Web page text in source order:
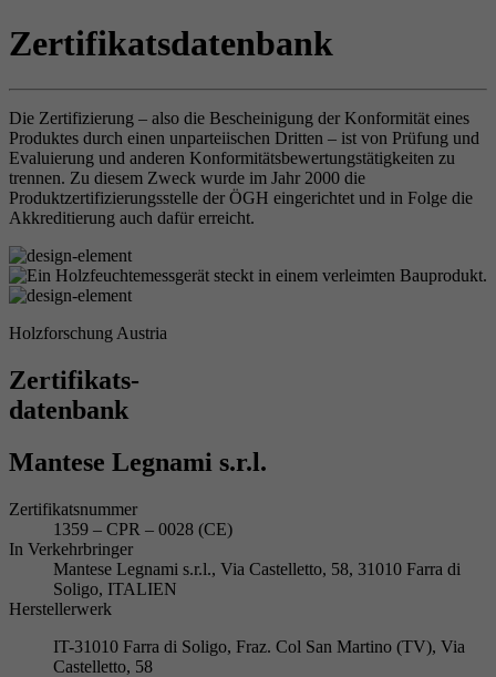
Zertifikatsdatenbank
Die Zertifizierung – also die Bescheinigung der Konformität eines
Produktes durch einen unparteiischen Dritten – ist von Prüfung und
Evaluierung und anderen Konformitätsbewertungstätigkeiten zu
trennen. Zu diesem Zweck wurde im Jahr 2000 die
Produktzertifizierungsstelle der ÖGH eingerichtet und in Folge die
Akkreditierung auch dafür erreicht.
Holzforschung Austria
Zertifikats-
datenbank
Mantese Legnami s.r.l.
Zertifikatsnummer
1359 – CPR – 0028 (CE)
In Verkehrbringer
Mantese Legnami s.r.l., Via Castelletto, 58, 31010 Farra di
Soligo, ITALIEN
Herstellerwerk
IT-31010 Farra di Soligo, Fraz. Col San Martino (TV), Via
Castelletto, 58